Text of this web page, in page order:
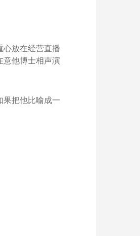
心放在经营直播
意他博士相声演
果把他比喻成一